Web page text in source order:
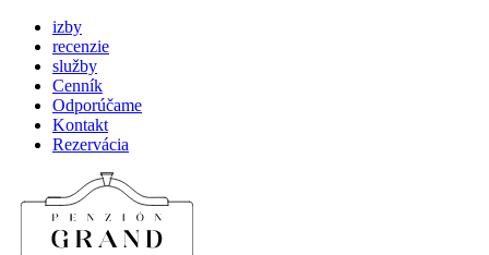
izby
recenzie
služby
Cenník
Odporúčame
Kontakt
Rezervácia